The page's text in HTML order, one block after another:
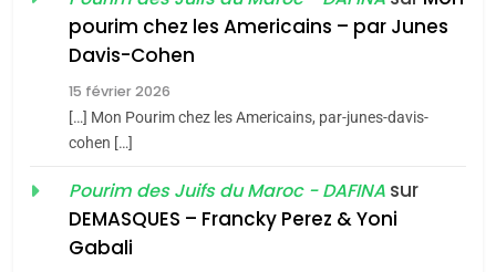
Maroc : Les amandes de
Tafraout, le miel de Tadla
du terroir
Oeil ravageur – Vanessa
De Loya Stauber
pourim chez les Americains – par Junes
Davis-Cohen
15 février 2026
[…] Mon Pourim chez les Americains, par-junes-davis-
cohen […]
Pourim des Juifs du Maroc - DAFINA sur
DEMASQUES – Francky Perez & Yoni
Gabali